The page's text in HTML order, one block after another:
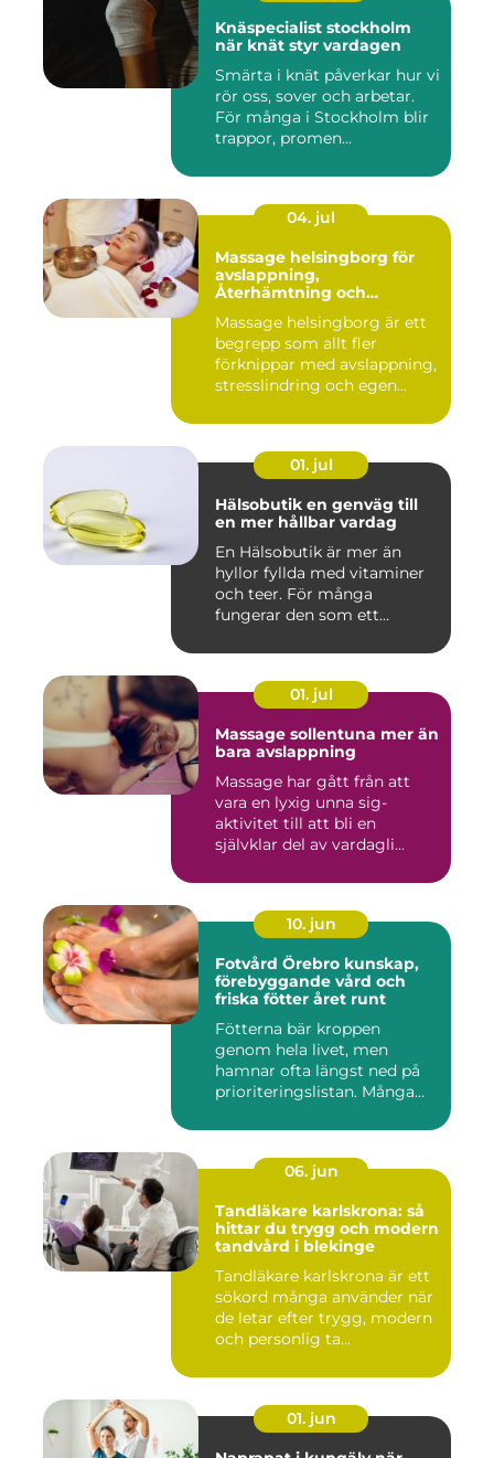
Knäspecialist stockholm
när knät styr vardagen
Smärta i knät påverkar hur vi
rör oss, sover och arbetar.
För många i Stockholm blir
trappor, promen...
04. jul
Massage helsingborg för
avslappning,
Återhämtning och
Massage helsingborg är ett
begrepp som allt fler
förknippar med avslappning,
stresslindring och egen...
01. jul
Hälsobutik en genväg till
en mer hållbar vardag
En Hälsobutik är mer än
hyllor fyllda med vitaminer
och teer. För många
fungerar den som ett
01. jul
Massage sollentuna mer än
bara avslappning
Massage har gått från att
vara en lyxig unna sig-
aktivitet till att bli en
självklar del av vardagli...
10. jun
Fotvård Örebro kunskap,
förebyggande vård och
friska fötter året runt
Fötterna bär kroppen
genom hela livet, men
hamnar ofta längst ned på
prioriteringslistan. Många
06. jun
Tandläkare karlskrona: så
hittar du trygg och modern
tandvård i blekinge
Tandläkare karlskrona är ett
sökord många använder när
de letar efter trygg, modern
och personlig ta...
01. jun